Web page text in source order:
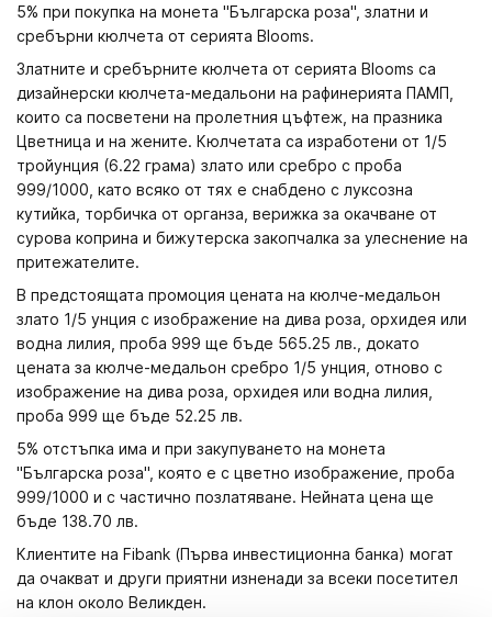
5% при покупка на монета "Българска роза", златни и
сребърни кюлчета от серията Blooms.
Златните и сребърните кюлчета от серията Blooms са
дизайнерски кюлчета-медальони на рафинерията ПАМП,
които са посветени на пролетния цъфтеж, на празника
Цветница и на жените. Кюлчетата са изработени от 1/5
тройунция (6.22 грама) злато или сребро с проба
999/1000, като всяко от тях е снабдено с луксозна
кутийка, торбичка от органза, верижка за окачване от
сурова коприна и бижутерска закопчалка за улеснение на
притежателите.
В предстоящата промоция цената на кюлче-медальон
злато 1/5 унция с изображение на дива роза, орхидея или
водна лилия, проба 999 ще бъде 565.25 лв., докато
цената за кюлче-медальон сребро 1/5 унция, отново с
изображение на дива роза, орхидея или водна лилия,
проба 999 ще бъде 52.25 лв.
5% отстъпка има и при закупуването на монета
"Българска роза", която е с цветно изображение, проба
999/1000 и с частично позлатяване. Нейната цена ще
бъде 138.70 лв.
Клиентите на Fibank (Първа инвестиционна банка) могат
да очакват и други приятни изненади за всеки посетител
на клон около Великден.